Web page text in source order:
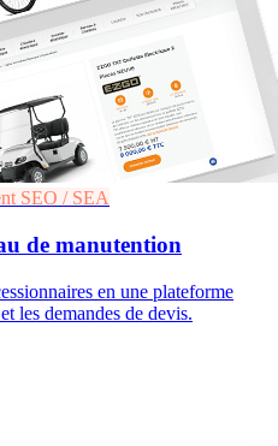
SEO / SEA
de manutention
en une plateforme
les demandes de devis.